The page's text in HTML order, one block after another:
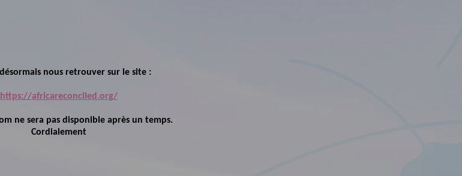
nous retrouver sur le site :
https://africareconciled.org/
ne sera pas disponible après un temps.
Cordialement